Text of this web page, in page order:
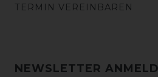
TERMIN VEREINBAREN
NEWSLETTER